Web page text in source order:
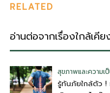
RELATED
อ่านต่อจากเรื่องใกล้เคีย
สุขภาพและความเ
รู้ทันภัยใกล้ตัว !